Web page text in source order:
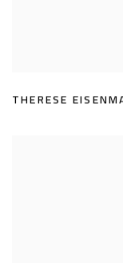
THERESE